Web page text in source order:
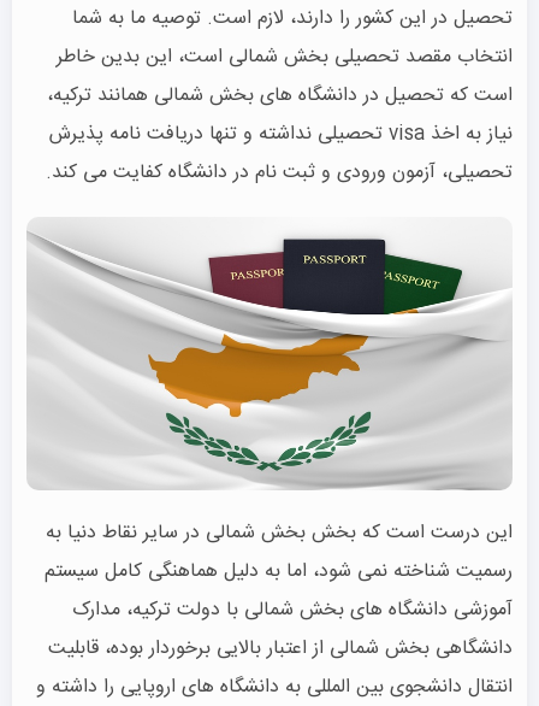
تحصیل در این کشور را دارند، لازم است. توصیه ما به شما
انتخاب مقصد تحصیلی بخش شمالی است، این بدین خاطر
است که تحصیل در دانشگاه های بخش شمالی همانند ترکیه،
نیاز به اخذ visa تحصیلی نداشته و تنها دریافت نامه پذیرش
تحصیلی، آزمون ورودی و ثبت نام در دانشگاه کفایت می کند.
این درست است که بخش بخش شمالی در سایر نقاط دنیا به
رسمیت شناخته نمی شود، اما به دلیل هماهنگی کامل سیستم
آموزشی دانشگاه های بخش شمالی با دولت ترکیه، مدارک
دانشگاهی بخش شمالی از اعتبار بالایی برخوردار بوده، قابلیت
انتقال دانشجوی بین المللی به دانشگاه های اروپایی را داشته و